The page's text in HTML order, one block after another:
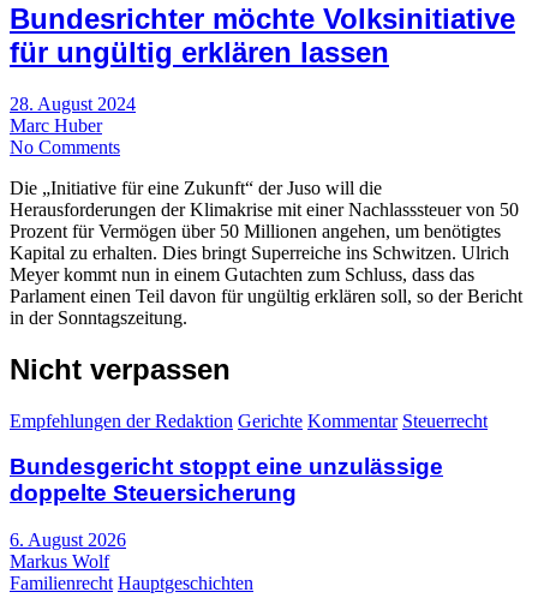
Bundesrichter möchte Volksinitiative
für ungültig erklären lassen
28. August 2024
Marc Huber
No Comments
Die „Initiative für eine Zukunft“ der Juso will die
Herausforderungen der Klimakrise mit einer Nachlasssteuer von 50
Prozent für Vermögen über 50 Millionen angehen, um benötigtes
Kapital zu erhalten. Dies bringt Superreiche ins Schwitzen. Ulrich
Meyer kommt nun in einem Gutachten zum Schluss, dass das
Parlament einen Teil davon für ungültig erklären soll, so der Bericht
in der Sonntagszeitung.
Nicht verpassen
Empfehlungen der Redaktion Gerichte Kommentar Steuerrecht
Bundesgericht stoppt eine unzulässige
doppelte Steuersicherung
6. August 2026
Markus Wolf
Familienrecht Hauptgeschichten